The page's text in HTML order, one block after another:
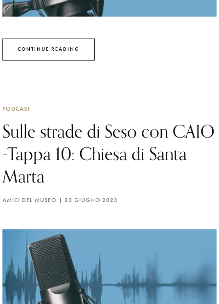
CONTINUE READING
PODCAST
Sulle strade di Seso con CAIO
-Tappa 10: Chiesa di Santa
Marta
AMICI DEL MUSEO 23 GIUGNO 2023